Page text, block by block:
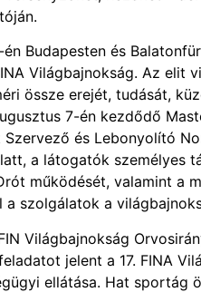
én Budapesten és
Világbajnokság. Az
össze erejét, tudását,
7-én kezdődő
Szervező és Lebonyolító
a látogatók személyes
működését, valamint a
a szolgálatok a
Világbajnokság
jelent a 17. FINA
ellátása. Hat sportág